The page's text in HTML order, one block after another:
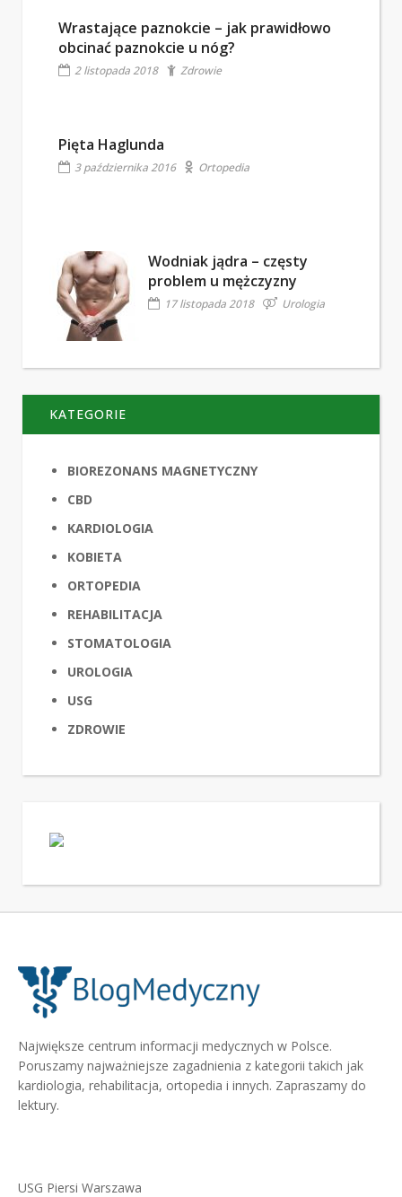
Wrastające paznokcie – jak prawidłowo
obcinać paznokcie u nóg?
2 listopada 2018 Zdrowie
Pięta Haglunda
3 października 2016 Ortopedia
Wodniak jądra – częsty
problem u mężczyzny
17 listopada 2018 Urologia
KATEGORIE
BIOREZONANS MAGNETYCZNY
CBD
KARDIOLOGIA
KOBIETA
ORTOPEDIA
REHABILITACJA
STOMATOLOGIA
UROLOGIA
USG
ZDROWIE
Największe centrum informacji medycznych w Polsce.
Poruszamy najważniejsze zagadnienia z kategorii takich jak
kardiologia, rehabilitacja, ortopedia i innych. Zapraszamy do
lektury.
USG Piersi Warszawa